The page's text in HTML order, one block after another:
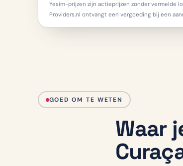
Yesim-prijzen zijn actieprijzen zonder
Providers.nl ontvangt een vergoeding bij een
GOED OM TE WETEN
Waar